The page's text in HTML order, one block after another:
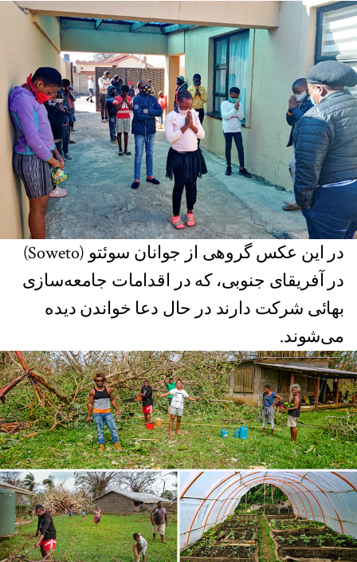
در این عکس گروهی از جوانان سوئتو (Soweto)
در آفریقای جنوبی، که در اقدامات جامعه‌سازی
بهائی شرکت دارند در حال دعا خواندن دیده
می‌شوند.